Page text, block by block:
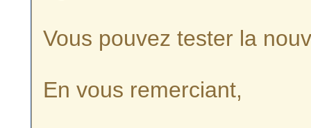
Vous pouvez tester la
En vous remerciant,